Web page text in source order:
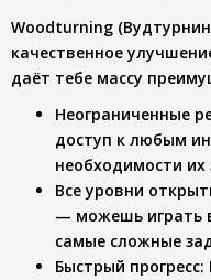
Woodturning
качественное
даёт тебе массу
Неограниченные
доступ к любым
необходимости
Все уровни
— можешь играть
самые сложные
Быстрый прогресс: